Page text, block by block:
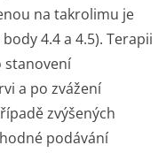
na takrolimu je
4.4 a 4.5). Terapii
stanovení
a po zvážení
zvýšených
podávání